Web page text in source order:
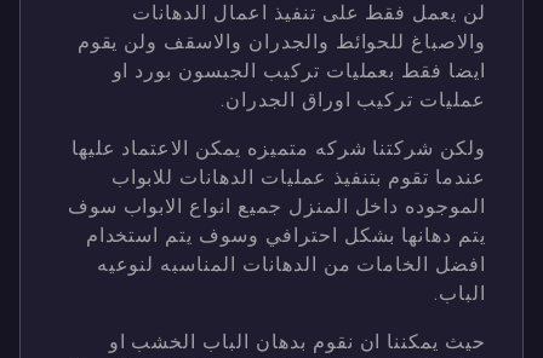
لن يعمل فقط على تنفيذ اعمال الدهانات
والاصباغ للحوائط والجدران والاسقف ولن يقوم
ايضا فقط بعمليات تركيب الجبسون بورد او
عمليات تركيب اوراق الجدران.
ولكن شركتنا شركه متميزه يمكن الاعتماد عليها
عندما تقوم بتنفيذ عمليات الدهانات للابواب
الموجوده داخل المنزل جميع انواع الابواب سوف
يتم دهانها بشكل احترافي وسوف يتم استخدام
افضل الخامات من الدهانات المناسبه لنوعيه
الباب.
حيث يمكننا ان نقوم بدهان الباب الخشب او